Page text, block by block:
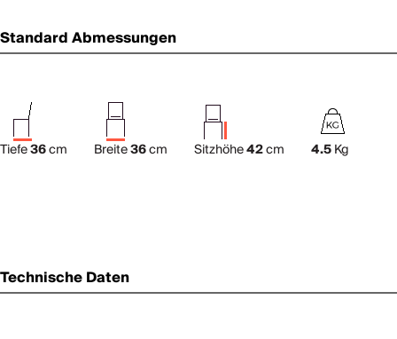
Standard Abmessungen
Tiefe36cm Breite36cm Sitzhöhe42cm 4.5Kg
Technische Daten